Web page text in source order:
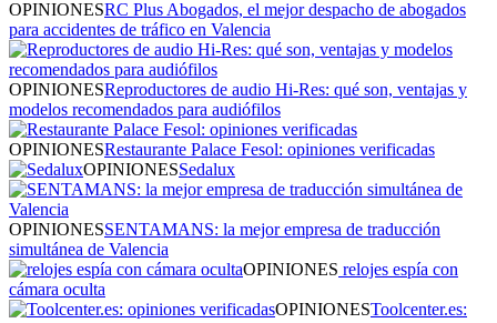
OPINIONESRC Plus Abogados, el mejor despacho de abogados
para accidentes de tráfico en Valencia
OPINIONESReproductores de audio Hi-Res: qué son, ventajas y
modelos recomendados para audiófilos
OPINIONESRestaurante Palace Fesol: opiniones verificadas
OPINIONESSedalux
OPINIONESSENTAMANS: la mejor empresa de traducción
simultánea de Valencia
OPINIONES relojes espía con
cámara oculta
OPINIONESToolcenter.es: